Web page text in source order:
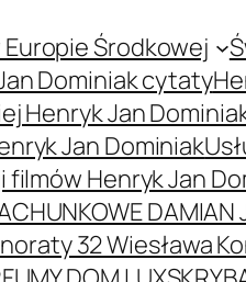
Środkowej
Dominiak cytaty
Henryk Jan
Jan Dominiak
Henryk Jan
DAMIAN
32 Wiesława